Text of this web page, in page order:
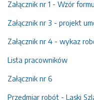
Załącznik nr 1 - Wzór
Załącznik nr 3 - projekt
Załącznik nr 4 - wykaz
Lista pracowników
Załącznik nr 6
Przedmiar robót - Laski